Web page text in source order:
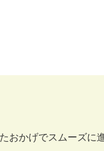
かげでスムーズに